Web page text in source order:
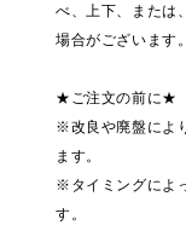
べ、上下、または
場合がございます。
★ご注文の前に★
※改良や廃盤によ
ます。
※タイミングによ
す。